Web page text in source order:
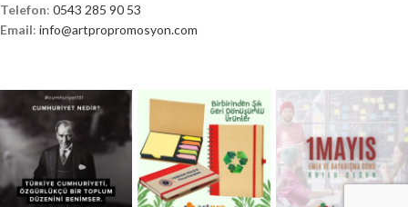
Telefon: 0543 285 90 53
Email: info@artpropromosyon.com